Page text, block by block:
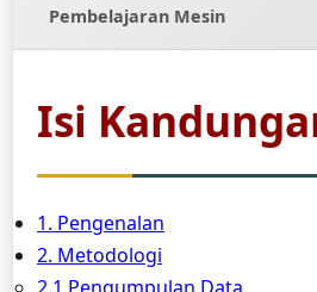
Pembelajaran Mesin
Isi
1. Pengenalan
2. Metodologi